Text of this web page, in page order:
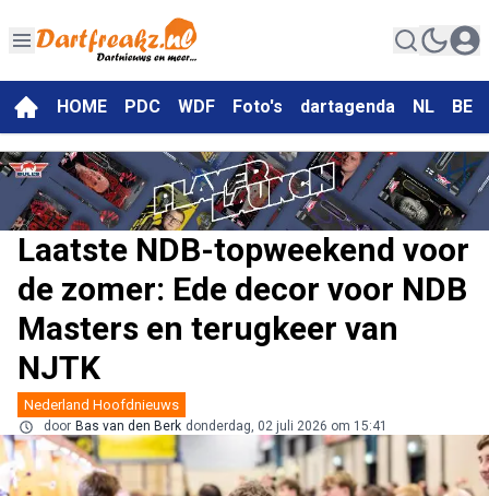
HOME PDC WDF Foto's dartagenda NL BE
Laatste NDB-topweekend voor
de zomer: Ede decor voor NDB
Masters en terugkeer van
NJTK
Nederland Hoofdnieuws
door Bas van den Berk donderdag, 02 juli 2026 om 15:41